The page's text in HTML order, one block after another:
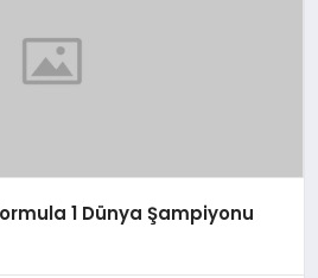
1 Dünya Şampiyonu